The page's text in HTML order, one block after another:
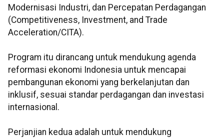
Modernisasi Industri, dan Percepatan Perdagangan
(Competitiveness, Investment, and Trade
Acceleration/CITA).
Program itu dirancang untuk mendukung agenda
reformasi ekonomi Indonesia untuk mencapai
pembangunan ekonomi yang berkelanjutan dan
inklusif, sesuai standar perdagangan dan investasi
internasional.
Perjanjian kedua adalah untuk mendukung